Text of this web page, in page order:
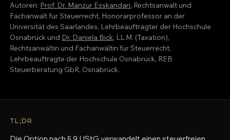
Autoren: Prof. Dr. Manzur Esskandari, Rechtsanwalt und
Fachanwalt für Steuerrecht, Honorarprofessor an der
Universität des Saarlandes, Lehrbeauftragter der Hochschule
Osnabrück und Dr. Daniela Bick, LL.M. (Taxation),
Rechtsanwältin und Fachanwältin für Steuerrecht,
Lehrbeauftragte der Hochschule Osnabrück, REB
Steuerberatung GbR, Osnabrück.
TL;DR